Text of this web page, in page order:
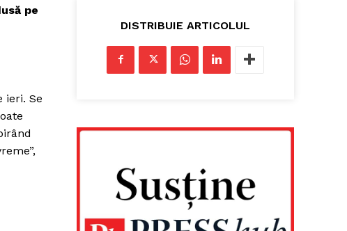
pe
ieri. Se
DISTRIBUIE ARTICOLUL